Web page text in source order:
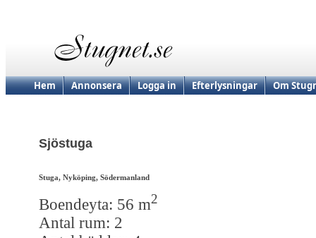
Hem Annonsera Logga in Efterlysningar Om
Sjöstuga
Stuga, Nyköping, Södermanland
Boendeyta: 56 m2
Antal rum: 2